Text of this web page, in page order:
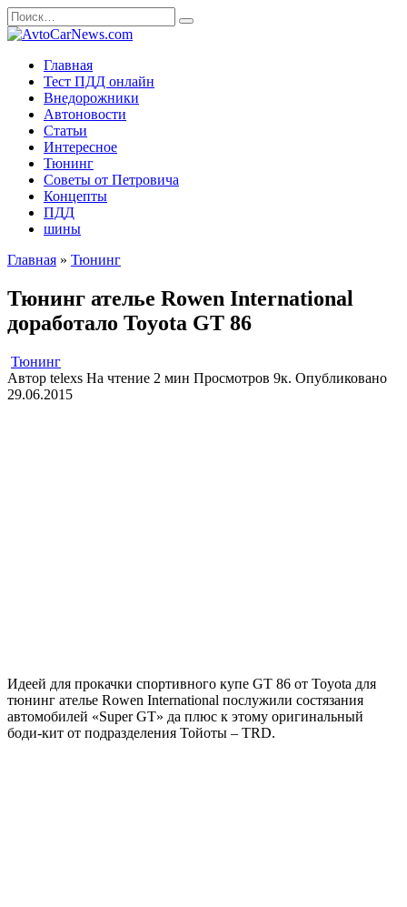
Перейти
к
Search
for:
Главная
Тест ПДД онлайн
Внедорожники
Автоновости
Статьи
Интересное
Тюнинг
Советы от Петровича
Концепты
ПДД
шины
Главная » Тюнинг
Тюнинг ателье Rowen International
доработало Toyota GT 86
Тюнинг
Автор telexs На чтение 2 мин Просмотров 9к. Опубликовано
29.06.2015
Идеей для прокачки спортивного купе GT 86 от Toyota для
тюнинг ателье Rowen International послужили состязания
автомобилей «Super GT» да плюс к этому оригинальный
боди-кит от подразделения Тойоты – TRD.